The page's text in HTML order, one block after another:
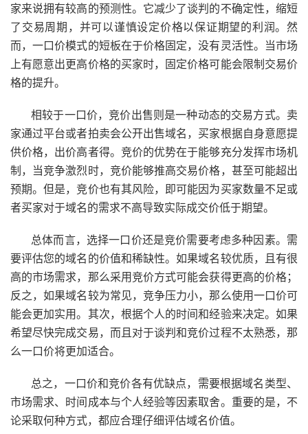
家来说拥有较高的预测性。它减少了谈判的不确定性，缩短
了交易周期，并可以谨慎设定价格以保证期望的利润。然
而，一口价模式的短板在于价格固定，没有灵活性。当市场
上有愿意出更高价格的买家时，固定价格可能会限制交易价
格的提升。
相较于一口价，竞价出售则是一种动态的交易方式。卖
家通过平台或者拍卖会公开出售域名，买家根据自身意愿提
供价格，出价高者得。竞价的优势在于能够充分发挥市场机
制，当竞争激烈时，竞价能够推高交易价格，甚至可能超出
预期。但是，竞价也有其风险，即可能因为买家数量不足或
者买家对于域名的需求不高导致实际成交价低于期望。
总体而言，选择一口价还是竞价需要考虑多种因素。需
要评估您的域名的价值和稀缺性。如果域名较优质，且有很
高的市场需求，那么采用竞价方式可能会获得更高的价格；
反之，如果域名较为常见，竞争压力小，那么使用一口价可
能会更加实用。其次，根据个人的时间和经验来决定。如果
希望尽快完成交易，而且对于谈判和竞价过程不太熟悉，那
么一口价将更加适合。
总之，一口价和竞价各有优缺点，需要根据域名类型、
市场需求、时间成本与个人经验等因素取舍。重要的是，不
论采取何种方式，都应合理仔细评估域名价值。